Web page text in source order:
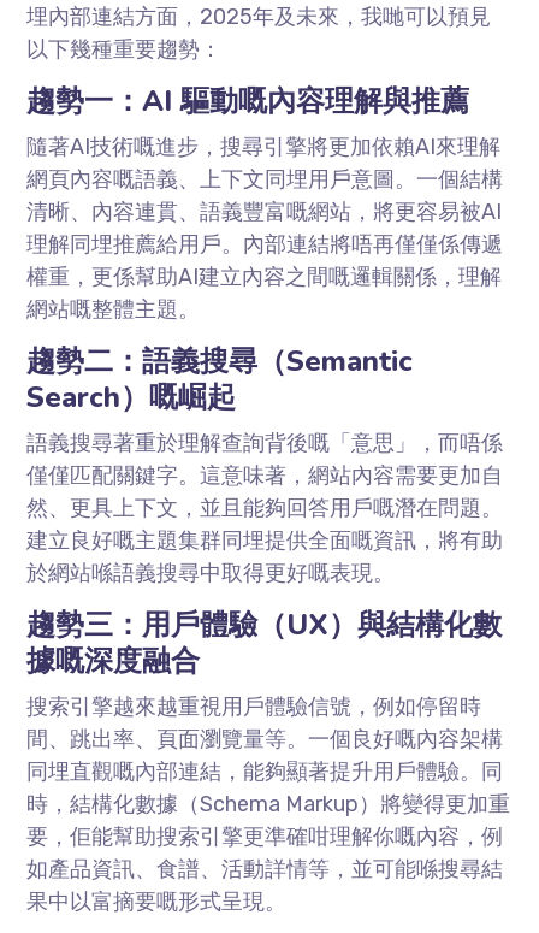
埋內部連結方面，2025年及未來，我哋可以預見
以下幾種重要趨勢：
趨勢一：AI 驅動嘅內容理解與推薦
隨著AI技術嘅進步，搜尋引擎將更加依賴AI來理解
網頁內容嘅語義、上下文同埋用戶意圖。一個結構
清晰、內容連貫、語義豐富嘅網站，將更容易被AI
理解同埋推薦給用戶。內部連結將唔再僅僅係傳遞
權重，更係幫助AI建立內容之間嘅邏輯關係，理解
網站嘅整體主題。
趨勢二：語義搜尋（Semantic
Search）嘅崛起
語義搜尋著重於理解查詢背後嘅「意思」，而唔係
僅僅匹配關鍵字。這意味著，網站內容需要更加自
然、更具上下文，並且能夠回答用戶嘅潛在問題。
建立良好嘅主題集群同埋提供全面嘅資訊，將有助
於網站喺語義搜尋中取得更好嘅表現。
趨勢三：用戶體驗（UX）與結構化數
據嘅深度融合
搜索引擎越來越重視用戶體驗信號，例如停留時
間、跳出率、頁面瀏覽量等。一個良好嘅內容架構
同埋直觀嘅內部連結，能夠顯著提升用戶體驗。同
時，結構化數據（Schema Markup）將變得更加重
要，佢能幫助搜索引擎更準確咁理解你嘅內容，例
如產品資訊、食譜、活動詳情等，並可能喺搜尋結
果中以富摘要嘅形式呈現。